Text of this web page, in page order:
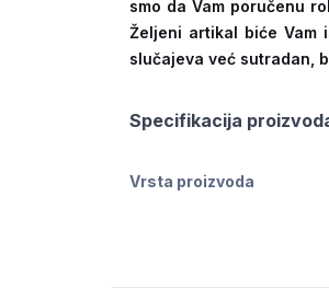
smo da Vam poručenu
Željeni artikal biće Vam
slučajeva već sutradan,
Specifikacija
Vrsta proizvoda